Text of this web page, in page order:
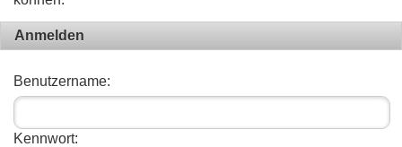
Anmelden
Benutzername:
Kennwort: